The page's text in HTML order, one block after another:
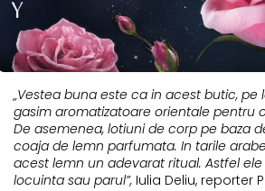
„Vestea buna este ca in acest butic, pe
gasim aromatizatoare orientale pentru
De asemenea, lotiuni de corp pe baza
coaja de lemn parfumata. In tarile
acest lemn un adevarat ritual. Astfel
locuinta sau parul”, Iulia Deliu, reporter